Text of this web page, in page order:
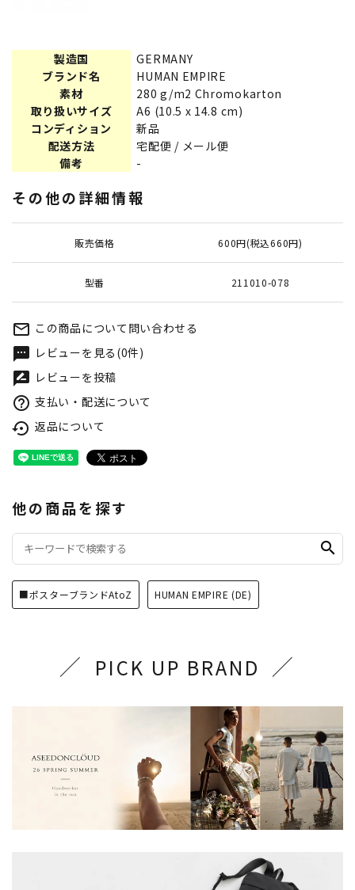
製造国
GERMANY
ブランド名
HUMAN EMPIRE
素材
280 g/m2 Chromokarton
取り扱いサイズ
A6 (10.5 x 14.8 cm)
コンディション
新品
配送方法
宅配便 / メール便
備考
-
その他の詳細情報
販売価格 600円(税込660円)
型番 211010-078
mail_outline この商品について問い合わせる
textsms レビューを見る(0件)
rate_review レビューを投稿
help_outline 支払い・配送について
settings_backup_restore 返品について
他の商品を探す
search
■ポスターブランドAtoZ HUMAN EMPIRE (DE)
PICK UP BRAND